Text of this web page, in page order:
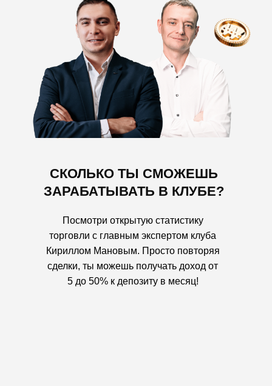
СКОЛЬКО ТЫ СМОЖЕШЬ
ЗАРАБАТЫВАТЬ В КЛУБЕ?
Посмотри открытую статистику
торговли с главным экспертом клуба
Кириллом Мановым. Просто повторяя
сделки, ты можешь получать доход от
5 до 50% к депозиту в месяц!